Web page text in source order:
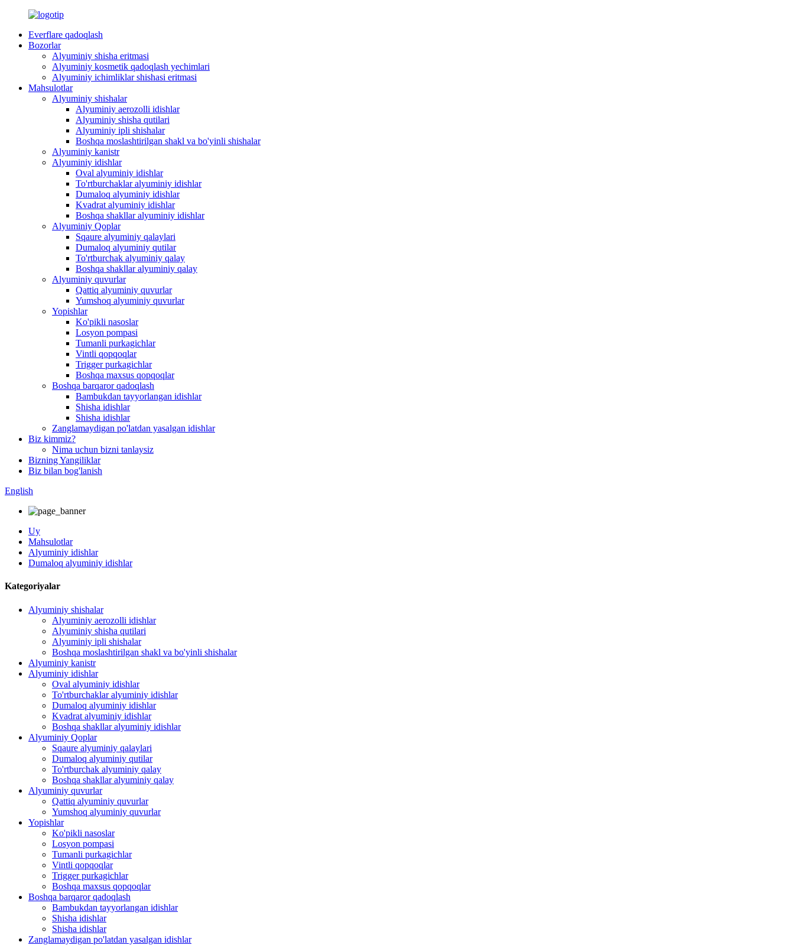
Everflare qadoqlash
Bozorlar
Alyuminiy shisha eritmasi
Alyuminiy kosmetik qadoqlash yechimlari
Alyuminiy ichimliklar shishasi eritmasi
Mahsulotlar
Alyuminiy shishalar
Alyuminiy aerozolli idishlar
Alyuminiy shisha qutilari
Alyuminiy ipli shishalar
Boshqa moslashtirilgan shakl va bo'yinli shishalar
Alyuminiy kanistr
Alyuminiy idishlar
Oval alyuminiy idishlar
To'rtburchaklar alyuminiy idishlar
Dumaloq alyuminiy idishlar
Kvadrat alyuminiy idishlar
Boshqa shakllar alyuminiy idishlar
Alyuminiy Qoplar
Sqaure alyuminiy qalaylari
Dumaloq alyuminiy qutilar
To'rtburchak alyuminiy qalay
Boshqa shakllar alyuminiy qalay
Alyuminiy quvurlar
Qattiq alyuminiy quvurlar
Yumshoq alyuminiy quvurlar
Yopishlar
Ko'pikli nasoslar
Losyon pompasi
Tumanli purkagichlar
Vintli qopqoqlar
Trigger purkagichlar
Boshqa maxsus qopqoqlar
Boshqa barqaror qadoqlash
Bambukdan tayyorlangan idishlar
Shisha idishlar
Shisha idishlar
Zanglamaydigan po'latdan yasalgan idishlar
Biz kimmiz?
Nima uchun bizni tanlaysiz
Bizning Yangiliklar
Biz bilan bog'lanish
English
Uy
Mahsulotlar
Alyuminiy idishlar
Dumaloq alyuminiy idishlar
Kategoriyalar
Alyuminiy shishalar
Alyuminiy aerozolli idishlar
Alyuminiy shisha qutilari
Alyuminiy ipli shishalar
Boshqa moslashtirilgan shakl va bo'yinli shishalar
Alyuminiy kanistr
Alyuminiy idishlar
Oval alyuminiy idishlar
To'rtburchaklar alyuminiy idishlar
Dumaloq alyuminiy idishlar
Kvadrat alyuminiy idishlar
Boshqa shakllar alyuminiy idishlar
Alyuminiy Qoplar
Sqaure alyuminiy qalaylari
Dumaloq alyuminiy qutilar
To'rtburchak alyuminiy qalay
Boshqa shakllar alyuminiy qalay
Alyuminiy quvurlar
Qattiq alyuminiy quvurlar
Yumshoq alyuminiy quvurlar
Yopishlar
Ko'pikli nasoslar
Losyon pompasi
Tumanli purkagichlar
Vintli qopqoqlar
Trigger purkagichlar
Boshqa maxsus qopqoqlar
Boshqa barqaror qadoqlash
Bambukdan tayyorlangan idishlar
Shisha idishlar
Shisha idishlar
Zanglamaydigan po'latdan yasalgan idishlar